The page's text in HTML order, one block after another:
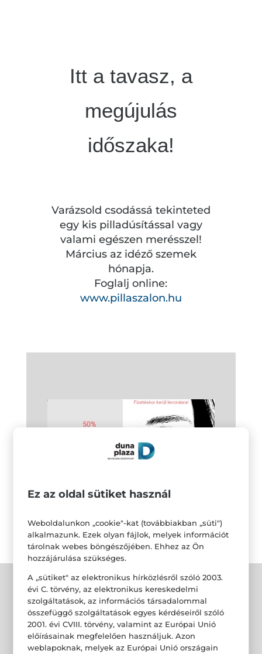
Itt a tavasz, a
megújulás
időszaka!
Varázsold csodássá tekinteted
egy kis pilladúsítással vagy
valami egészen merésszel!
Március az idéző szemek
hónapja.
Foglalj online:
www.pillaszalon.hu
Ez az oldal sütiket használ
Weboldalunkon „cookie"-kat (továbbiakban „süti")
alkalmazunk. Ezek olyan fájlok, melyek információt
tárolnak webes böngészőjében. Ehhez az Ön
hozzájárulása szükséges.
A „sütiket" az elektronikus hírközlésről szóló 2003.
évi C. törvény, az elektronikus kereskedelmi
szolgáltatások, az információs társadalommal
összefüggő szolgáltatások egyes kérdéseiről szóló
2001. évi CVIII. törvény, valamint az Európai Unió
előírásainak megfelelően használjuk. Azon
weblapoknak, melyek az Európai Unió országain